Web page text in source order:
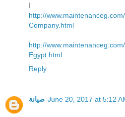
ا
http://
Company.html
http://
Egypt.html
Reply
صيانة June 20, 2017 at 5:12